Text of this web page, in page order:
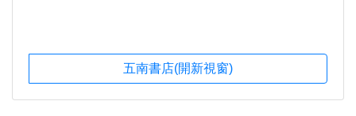
五南書店(開新視窗)